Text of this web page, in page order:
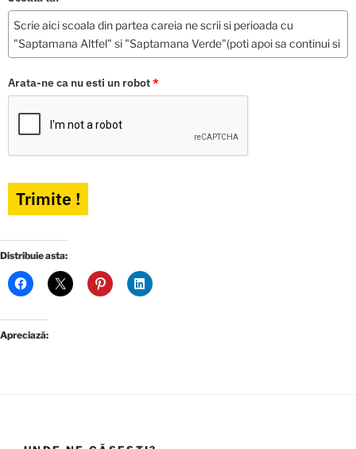
Arata-ne ca nu esti un robot*
Trimite !
Distribuie asta:
Apreciază: